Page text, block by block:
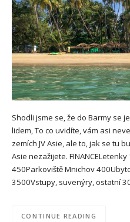
Shodli jsme se, že do Barmy se
lidem, To co uvidíte, vám asi
zemích JV Asie, ale to, jak se tu
Asie nezažijete.
450Parkoviště Mnichov
3500Vstupy, suvenýry, ostatní
CONTINUE READING